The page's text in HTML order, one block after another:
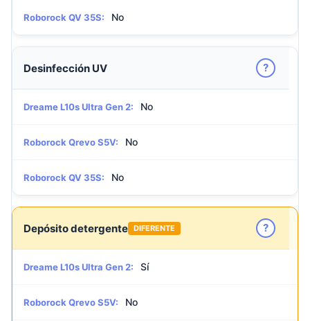
Roborock QV 35S: No
Desinfección UV ?
Dreame L10s Ultra Gen 2: No
Roborock Qrevo S5V: No
Roborock QV 35S: No
Depósito detergente DIFERENTE ?
Dreame L10s Ultra Gen 2: Sí
Roborock Qrevo S5V: No